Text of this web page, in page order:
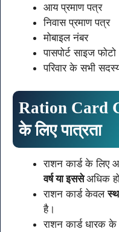
आय प्रमाण पत्र
निवास प्रमाण पत्र
मोबाइल नंबर
पासपोर्ट साइज फोटो
परिवार के सभी
Ration Card
के लिए पात्रता
राशन कार्ड के
वर्ष या इससेअधिक
राशन कार्ड केवल
है।
राशन कार्ड धारक के